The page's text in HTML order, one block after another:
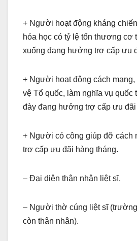
+ Người hoạt động kháng
hóa học có tỷ lệ tổn thương cơ
xuống đang hưởng trợ cấp ưu
+ Người hoạt động cách
vệ Tổ quốc, làm nghĩa vụ quốc
đày đang hưởng trợ cấp ưu đãi
+ Người có công giúp đỡ cách
trợ cấp ưu đãi hàng tháng.
– Đại diện thân nhân liệt sĩ.
– Người thờ cúng liệt sĩ
còn thân nhân).